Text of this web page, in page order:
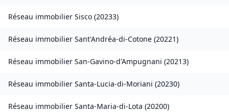
Réseau immobilier Sisco (20233)
Réseau immobilier Sant'Andréa-di-Cotone (20221)
Réseau immobilier San-Gavino-d'Ampugnani (20213)
Réseau immobilier Santa-Lucia-di-Moriani (20230)
Réseau immobilier Santa-Maria-di-Lota (20200)